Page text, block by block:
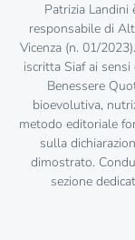
Patrizia
responsabile di
Vicenza (n. 01/
iscritta Siaf ai
Benessere
bioevolutiva,
metodo editoriale
sulla
dimostrato.
sezione